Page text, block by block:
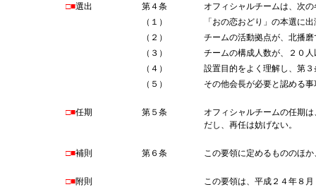
□■選出 第４条
オフィシャルチームは、次
（１）
「おの恋おどり」の本選に
（２）
チームの活動拠点が、北播
（３）
チームの構成人数が、２０
（４）
設置目的をよく理解し、第
（５）
その他会長が必要と認める事
□■任期 第５条
オフィシャルチームの任期
だし、再任は妨げない。
□■補則 第６条 この要領に定めるもののほ
□■附則 この要領は、平成２４年８